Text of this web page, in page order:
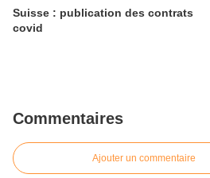
Suisse : publication des contrats
covid
Commentaires
Ajouter un commentaire